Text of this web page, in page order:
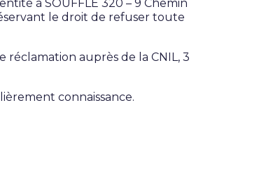
à SOUFFLE 320 – 9 Chemin
le droit de refuser toute
réclamation auprès de la CNIL, 3
connaissance.